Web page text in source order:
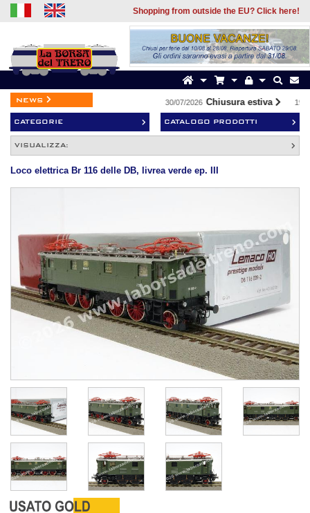
Shopping from outside the EU? Click here!
news 30/07/2026 Chiusura estiva 19/
CATEGORIE CATALOGO PRODOTTI
VISUALIZZA:
Loco elettrica Br 116 delle DB, livrea verde ep. III